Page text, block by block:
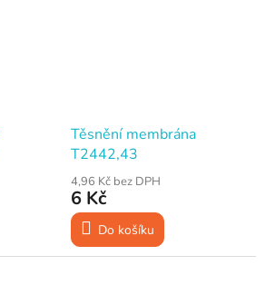
Těsnění membrána
T2442,43
4,96 Kč bez DPH
6 Kč
Do košíku